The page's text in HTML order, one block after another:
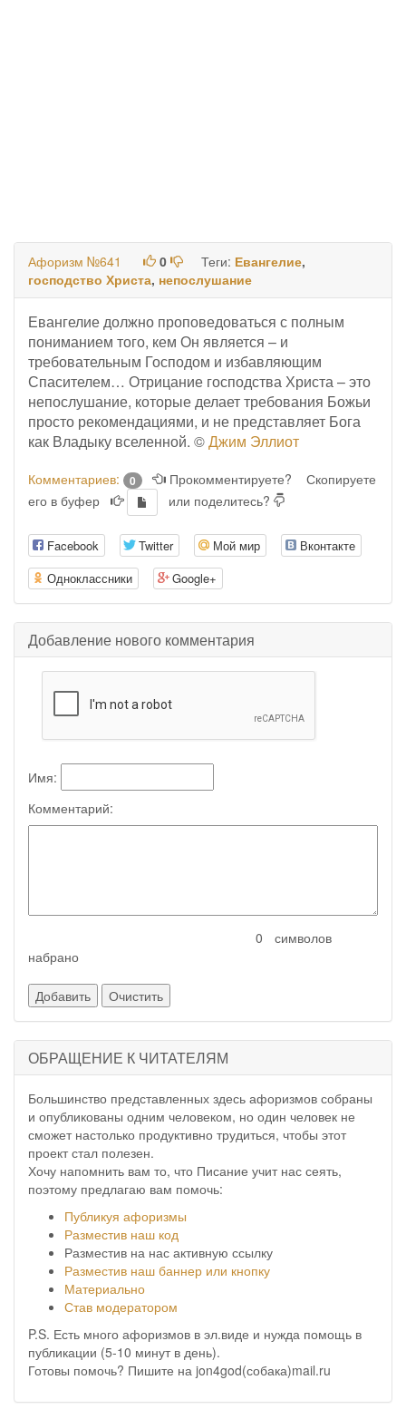
Афоризм №641 0 Теги: Евангелие,
господство Христа, непослушание
Евангелие должно проповедоваться с полным
пониманием того, кем Он является – и
требовательным Господом и избавляющим
Спасителем… Отрицание господства Христа – это
непослушание, которые делает требования Божьи
просто рекомендациями, и не представляет Бога
как Владыку вселенной. ©Джим Эллиот
Комментариев: 0 Прокомментируете?
Скопируете
его в буфер
или поделитесь?
Facebook Twitter Мой мир
Вконтакте
Одноклассники
Google+
Добавление нового комментария
Имя:
Комментарий:
символов
набрано
ОБРАЩЕНИЕ К ЧИТАТЕЛЯМ
Большинство представленных здесь афоризмов собраны
и опубликованы одним человеком, но один человек не
сможет настолько продуктивно трудиться, чтобы этот
проект стал полезен.
Хочу напомнить вам то, что Писание учит нас сеять,
поэтому предлагаю вам помочь:
Публикуя афоризмы
Разместив наш код
Разместив на нас активную ссылку
Разместив наш баннер или кнопку
Материально
Став модератором
P.S. Есть много афоризмов в эл.виде и нужда помощь в
публикации (5-10 минут в день).
Готовы помочь? Пишите на jon4god(собака)mail.ru